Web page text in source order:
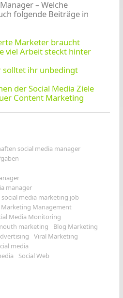
– Welche
folgende Beiträge in
Marketer braucht
viel Arbeit steckt hinter
solltet ihr unbedingt
der Social Media Ziele
Content Marketing
social media manager
manager
social media marketing job
Marketing Management
Media Monitoring
marketing
Blog Marketing
Viral Marketing
media
Social Web